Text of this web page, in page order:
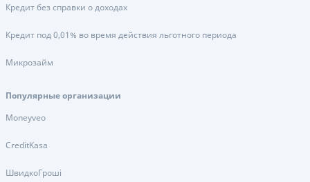
Кредит без справки о доходах
Кредит под 0,01% во время действия льготного периода
Микрозайм
Популярные организации
Moneyveo
CreditKasa
ШвидкоГроші